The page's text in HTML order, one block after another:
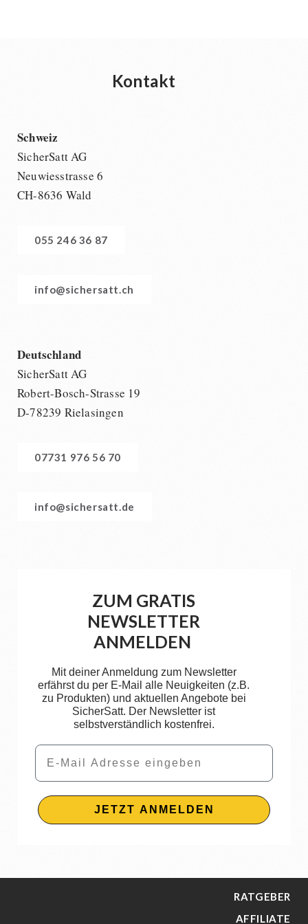
Kontakt
Schweiz
SicherSatt AG
Neuwiesstrasse 6
CH-8636 Wald
055 246 36 87
info@sichersatt.ch
Deutschland
SicherSatt AG
Robert-Bosch-Strasse 19
D-78239 Rielasingen
07731 976 56 70
info@sichersatt.de
ZUM GRATIS
NEWSLETTER
ANMELDEN
Mit deiner Anmeldung zum Newsletter
erfährst du per E-Mail alle Neuigkeiten (z.B.
zu Produkten) und aktuellen Angebote bei
SicherSatt. Der Newsletter ist
selbstverständlich kostenfrei.
Email
JETZT ANMELDEN
RATGEBER
AFFILIATE